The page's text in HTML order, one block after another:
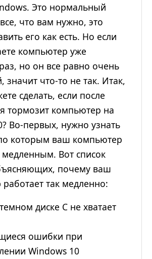
Это нормальный
что вам нужно, это
его как есть. Но если
компьютер уже
но он все равно очень
значит что-то не так. Итак,
сделать, если после
тормозит компьютер на
Во-первых, нужно узнать
которым ваш компьютер
медленным. Вот список
почему ваш
так медленно:
диске C не хватает
ошибки при
Windows 10